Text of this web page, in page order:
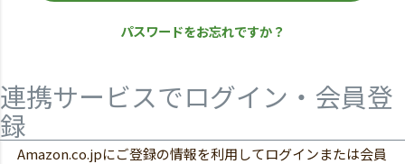
パスワードをお忘れですか？
連携サービスでログイン・会員登
録
Amazon.co.jpにご登録の情報を利用してログインまたは会員